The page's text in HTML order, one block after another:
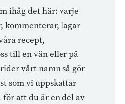
ihåg det här: varje
kommenterar, lagar
recept,
till en vän eller på
vårt namn så gör
som vi uppskattar
för att du är en del av